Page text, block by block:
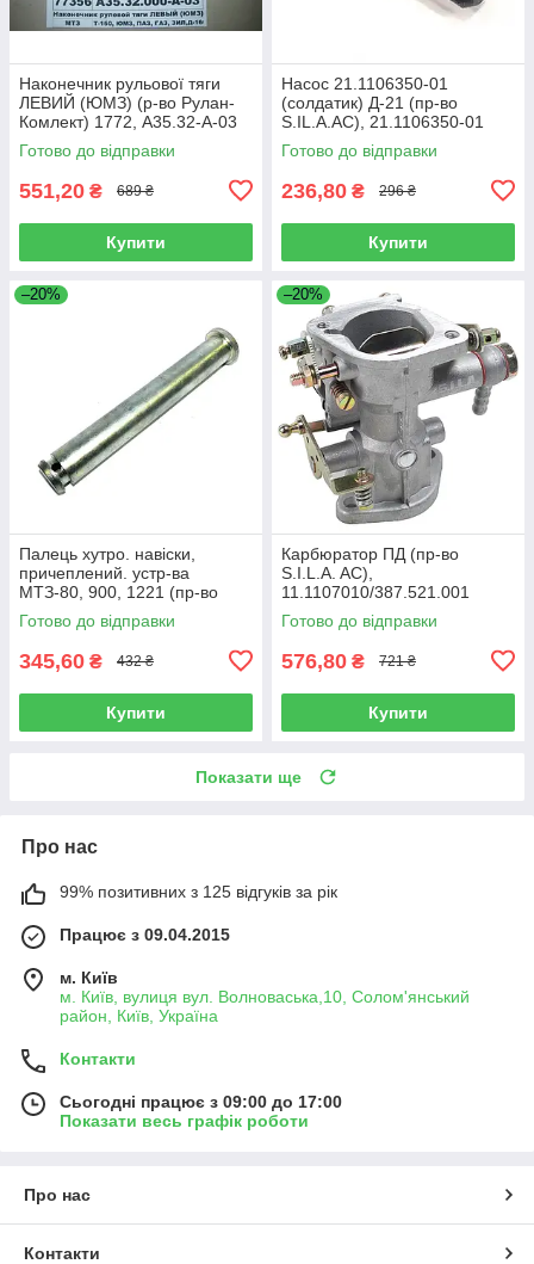
Наконечник рульової тяги
ЛЕВИЙ (ЮМЗ) (p-во Рулан-
Комлект) 1772, А35.32-А-03
Готово до відправки
551,20 ₴ 689 ₴
Купити
Насос 21.1106350-01
(солдатик) Д-21 (пр-во
S.IL.A.AC), 21.1106350-01
Готово до відправки
236,80 ₴ 296 ₴
Купити
–20%
Палець хутро. навіски,
причеплений. устр-ва
МТЗ-80, 900, 1221 (пр-во
Агро-Днер), 80-4619019
Готово до відправки
345,60 ₴ 432 ₴
Купити
–20%
Карбюратор ПД (пр-во
S.I.L.A. AC),
11.1107010/387.521.001
Готово до відправки
576,80 ₴ 721 ₴
Купити
Показати ще
Про нас
99% позитивних з 125 відгуків за рік
Працює з 09.04.2015
м. Київ
м. Київ, вулиця вул. Волноваська,10, Солом'янський
район, Київ, Україна
Контакти
Сьогодні працює з 09:00 до 17:00
Показати весь графік роботи
Про нас
Контакти